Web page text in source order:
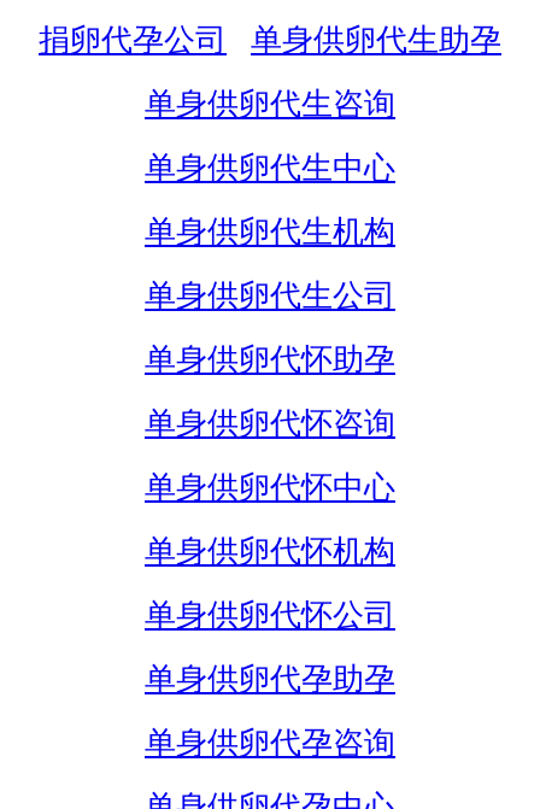
捐卵代孕公司
单身供卵代生助孕
单身供卵代生咨询
单身供卵代生中心
单身供卵代生机构
单身供卵代生公司
单身供卵代怀助孕
单身供卵代怀咨询
单身供卵代怀中心
单身供卵代怀机构
单身供卵代怀公司
单身供卵代孕助孕
单身供卵代孕咨询